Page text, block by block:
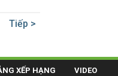
Tiếp >
XẾP HẠNG VIDEO